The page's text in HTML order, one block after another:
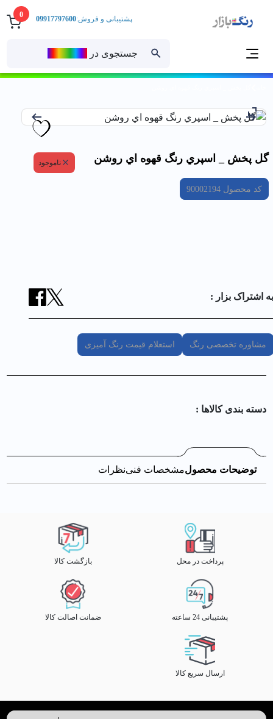
0
جستجوی در
پشتیبانی و فروش:09917797600
گل پخش _ اسپري رنگ قهوه اي روشن ناموجود
کد محصول90002194
به اشتراک بزار :
مشاوره تخصصی رنگ استعلام قیمت رنگ آمیزی
دسته بندی کالا‌ها :
توضیحات محصولمشخصات فنینظرات
پرداخت در محل بازگشت کالا
پشتیبانی 24 ساعته ضمانت اصالت کالا
ارسال سریع کالا